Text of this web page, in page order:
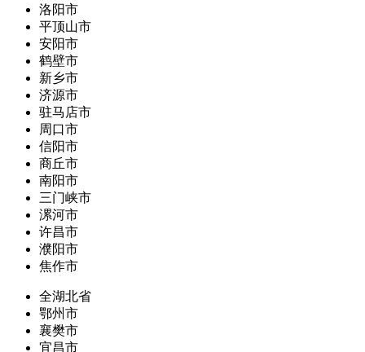
洛阳市
平顶山市
安阳市
鹤壁市
新乡市
济源市
驻马店市
周口市
信阳市
商丘市
南阳市
三门峡市
漯河市
许昌市
濮阳市
焦作市
全湖北省
鄂州市
襄樊市
宜昌市